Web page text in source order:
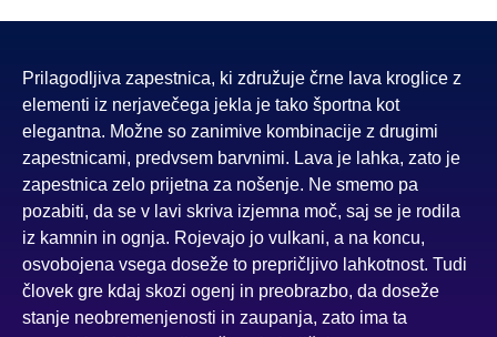
Prilagodljiva zapestnica, ki združuje črne lava kroglice z
elementi iz nerjavečega jekla je tako športna kot
elegantna. Možne so zanimive kombinacije z drugimi
zapestnicami, predvsem barvnimi. Lava je lahka, zato je
zapestnica zelo prijetna za nošenje. Ne smemo pa
pozabiti, da se v lavi skriva izjemna moč, saj se je rodila
iz kamnin in ognja. Rojevajo jo vulkani, a na koncu,
osvobojena vsega doseže to prepričljivo lahkotnost. Tudi
človek gre kdaj skozi ogenj in preobrazbo, da doseže
stanje neobremenjenosti in zaupanja, zato ima ta